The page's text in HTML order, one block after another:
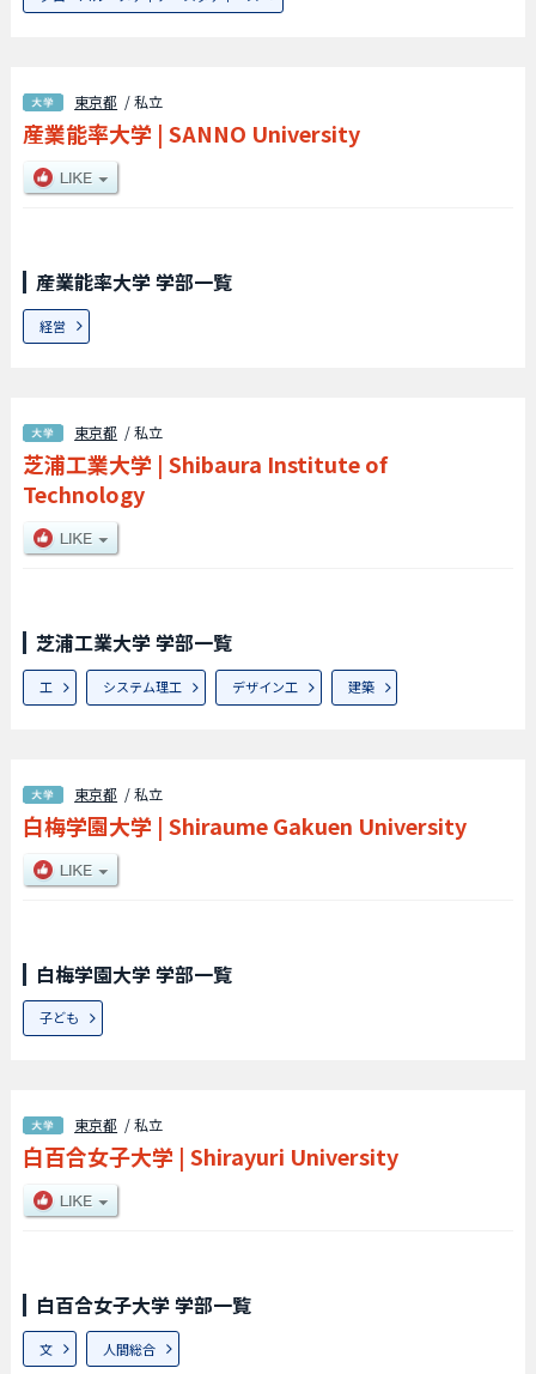
東京都 / 私立
産業能率大学 | SANNO University
産業能率大学 学部一覧
経営
東京都 / 私立
芝浦工業大学 | Shibaura Institute of
Technology
芝浦工業大学 学部一覧
工 システム理工 デザイン工 建築
東京都 / 私立
白梅学園大学 | Shiraume Gakuen University
白梅学園大学 学部一覧
子ども
東京都 / 私立
白百合女子大学 | Shirayuri University
白百合女子大学 学部一覧
文 人間総合